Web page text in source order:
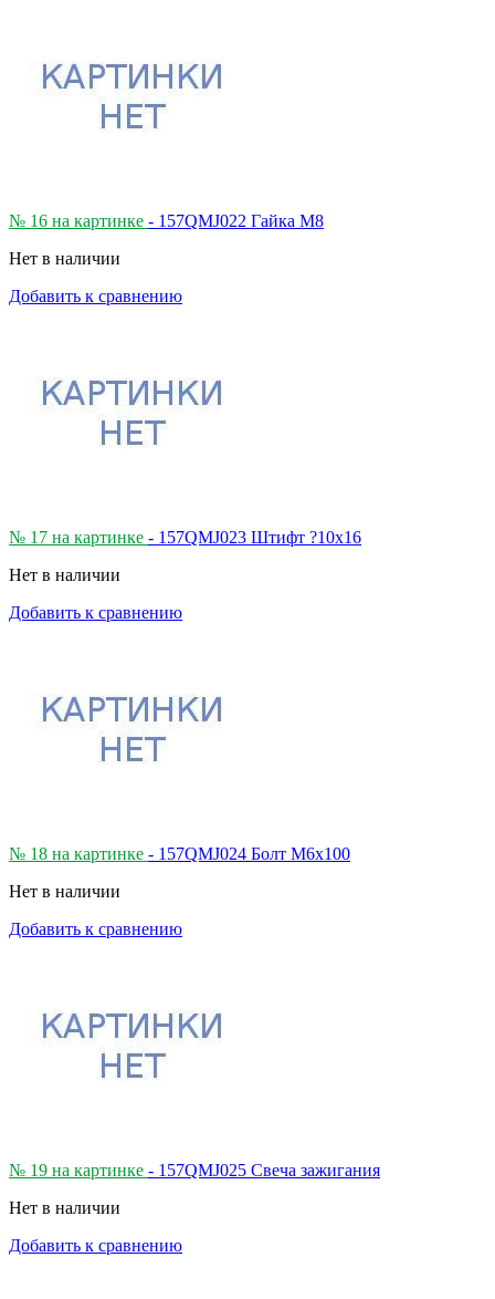
№ 16 на картинке - 157QMJ022 Гайка М8
Нет в наличии
Добавить к сравнению
№ 17 на картинке - 157QMJ023 Штифт ?10х16
Нет в наличии
Добавить к сравнению
№ 18 на картинке - 157QMJ024 Болт М6х100
Нет в наличии
Добавить к сравнению
№ 19 на картинке - 157QMJ025 Свеча зажигания
Нет в наличии
Добавить к сравнению